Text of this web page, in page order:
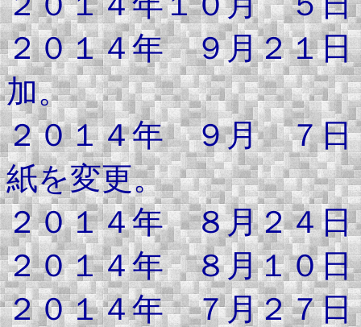
２０１４年 ９月２１日
加。
２０１４年 ９月 ７日
紙を変更。
２０１４年 ８月２４日
２０１４年 ８月１０日
２０１４年 ７月２７日